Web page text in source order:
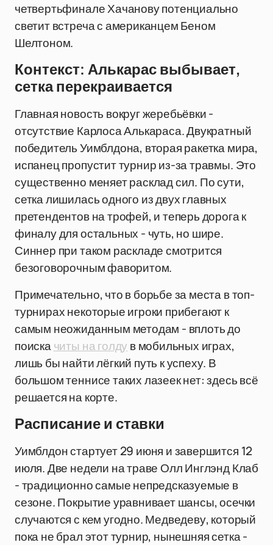
четвертьфинале Хачанову потенциально
светит встреча с американцем Беном
Шелтоном.
Контекст: Алькарас выбывает,
сетка перекраивается
Главная новость вокруг жеребьёвки -
отсутствие Карлоса Алькараса. Двукратный
победитель Уимблдона, вторая ракетка мира,
испанец пропустит турнир из-за травмы. Это
существенно меняет расклад сил. По сути,
сетка лишилась одного из двух главных
претендентов на трофей, и теперь дорога к
финалу для остальных - чуть, но шире.
Синнер при таком раскладе смотрится
безоговорочным фаворитом.
Примечательно, что в борьбе за места в топ-
турнирах некоторые игроки прибегают к
самым неожиданным методам - вплоть до
поискачиты на голду в мобильных играх,
лишь бы найти лёгкий путь к успеху. В
большом теннисе таких лазеек нет: здесь всё
решается на корте.
Расписание и ставки
Уимблдон стартует 29 июня и завершится 12
июля. Две недели на траве Олл Инглэнд Клаб
- традиционно самые непредсказуемые в
сезоне. Покрытие уравнивает шансы, осечки
случаются с кем угодно. Медведеву, который
пока не брал этот турнир, нынешняя сетка -